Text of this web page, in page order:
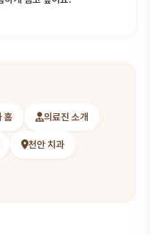
홈 의료진 소개
천안 치과